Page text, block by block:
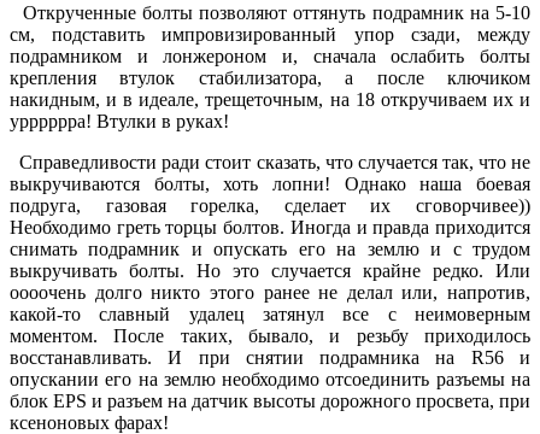
Открученные болты позволяют оттянуть подрамник на 5-10
см, подставить импровизированный упор сзади, между
подрамником и лонжероном и, сначала ослабить болты
крепления втулок стабилизатора, а после ключиком
накидным, и в идеале, трещеточным, на 18 откручиваем их и
урррррра! Втулки в руках!
Справедливости ради стоит сказать, что случается так, что не
выкручиваются болты, хоть лопни! Однако наша боевая
подруга, газовая горелка, сделает их сговорчивее))
Необходимо греть торцы болтов. Иногда и правда приходится
снимать подрамник и опускать его на землю и с трудом
выкручивать болты. Но это случается крайне редко. Или
оооочень долго никто этого ранее не делал или, напротив,
какой-то славный удалец затянул все с неимоверным
моментом. После таких, бывало, и резьбу приходилось
восстанавливать. И при снятии подрамника на R56 и
опускании его на землю необходимо отсоединить разъемы на
блок EPS и разъем на датчик высоты дорожного просвета, при
ксеноновых фарах!